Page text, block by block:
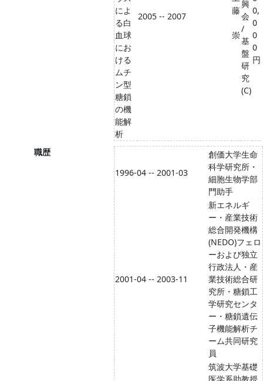
によ
る白
血球
にお
ける
ムチ
ン型
糖鎖
の機
能解
析
2005 -- 2007
藤
崇
興
会
/
基
盤
研
究
(C)
0,
0
0
0
円
職歴
1996-04 -- 2001-03
創価大学生命
科学研究所・
細胞生物学部
門助手
2001-04 -- 2003-11
新エネルギ
ー・産業技術
総合開発機構
(NEDO)フェロ
ーおよび独立
行政法人・産
業技術総合研
究所・糖鎖工
学研究センタ
ー・糖鎖遺伝
子機能解析チ
ーム共同研究
員
筑波大学基礎